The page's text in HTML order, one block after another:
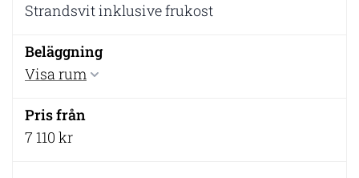
Strandsvit inklusive frukost
Visa rum
7 110 kr